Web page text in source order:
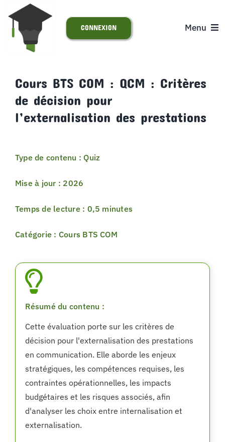
Passer
contenu
Menu
S’INSCRIRE
SUPPORT
CONNEXION
Cours BTS COM : QCM : Critères
de décision pour
l’externalisation des prestations
Type de contenu : Quiz
Mise à jour : 2026
Temps de lecture : 0,5 minutes
Catégorie : Cours BTS COM
Résumé du contenu :
Cette évaluation porte sur les critères de
décision pour l'externalisation des prestations
en communication. Elle aborde les enjeux
stratégiques, les compétences requises, les
contraintes opérationnelles, les impacts
budgétaires et les risques associés, afin
d'analyser les choix entre internalisation et
externalisation.